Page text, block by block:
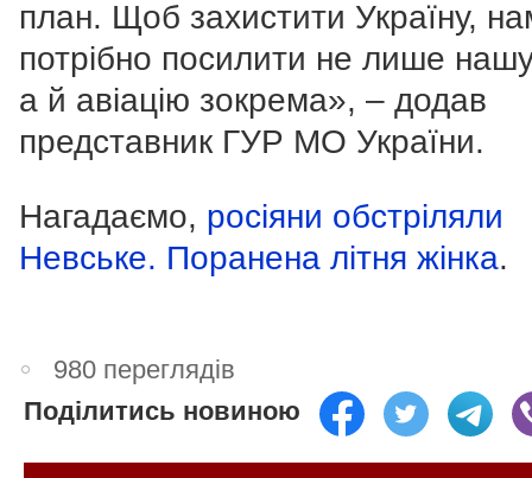
план. Щоб захистити Україну,
потрібно посилити не лише
а й авіацію зокрема», – додав
представник ГУР МО України.
Нагадаємо, росіяни обстріляли
Невське. Поранена літня жінка.
980 переглядів
Поділитись новиною